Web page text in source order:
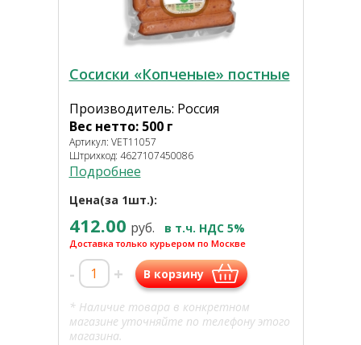
Сосиски «Копченые» постные
Производитель: Россия
Вес нетто: 500 г
Артикул: VET11057
Штрихкод: 4627107450086
Подробнее
Цена(за 1шт.):
412.00 руб. в т.ч. НДС 5%
Доставка только курьером по Москве
- + В корзину
* Наличие товара в конкретном
магазине уточняйте по телефону этого
магазина.